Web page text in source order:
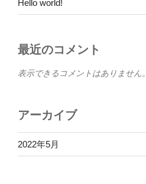
Hello world!
最近のコメント
表示できるコメントはありません。
アーカイブ
2022年5月